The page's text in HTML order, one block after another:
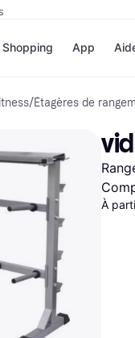
Options de
Payer maintenant
Paiement en 3 fois
Paiement à 30 jours
Klarna sur Apple Pay
Shopping
Magasins
Airbnb
Temu
JD
App
/Étagères de
À